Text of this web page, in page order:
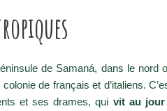
de Samaná, dans le nord
de français et d’italiens.
et ses drames, qui vit au